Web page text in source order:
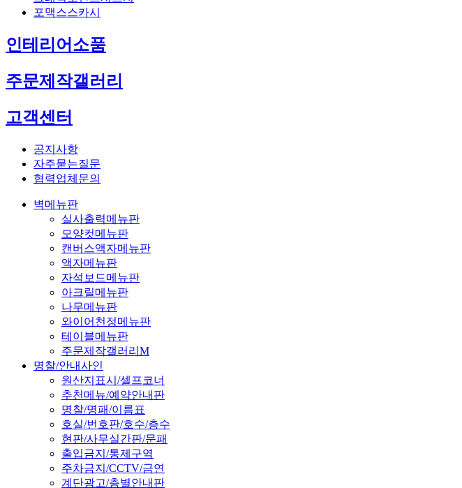
포맥스스카시
인테리어소품
주문제작갤러리
고객센터
공지사항
자주묻는질문
협력업체문의
벽메뉴판
실사출력메뉴판
모양컷메뉴판
캔버스액자메뉴판
액자메뉴판
자석보드메뉴판
아크릴메뉴판
나무메뉴판
와이어천정메뉴판
테이블메뉴판
주문제작갤러리M
명찰/안내사인
원산지표시/셀프코너
추천메뉴/예약안내판
명찰/명패/이름표
호실/번호판/호수/층수
현판/사무실간판/문패
출입금지/통제구역
주차금지/CCTV/금연
계단광고/층별안내판